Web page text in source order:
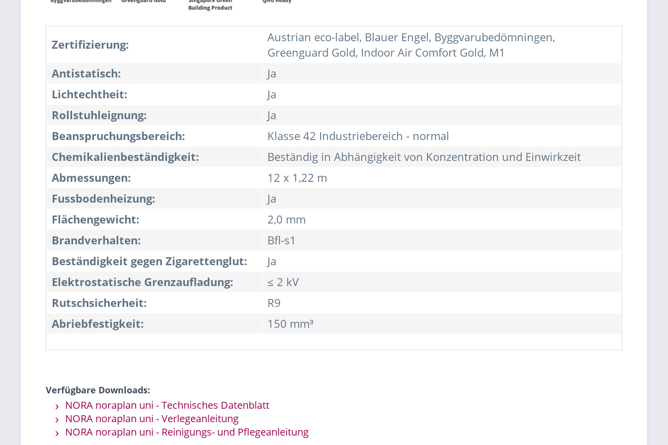
Zertifizierung:
Austrian eco-label, Blauer Engel, Byggvarubedömningen,
Greenguard Gold, Indoor Air Comfort Gold, M1
Antistatisch:
Ja
Lichtechtheit:
Ja
Rollstuhleignung:
Ja
Beanspruchungsbereich:
Klasse 42 Industriebereich - normal
Chemikalienbeständigkeit:
Beständig in Abhängigkeit von Konzentration und Einwirkzeit
Abmessungen:
12 x 1,22 m
Fussbodenheizung:
Ja
Flächengewicht:
2,0 mm
Brandverhalten:
Bfl-s1
Beständigkeit gegen Zigarettenglut:
Ja
Elektrostatische Grenzaufladung:
≤ 2 kV
Rutschsicherheit:
R9
Abriebfestigkeit:
150 mm³
Verfügbare Downloads:
NORA noraplan uni - Technisches Datenblatt
NORA noraplan uni - Verlegeanleitung
NORA noraplan uni - Reinigungs- und Pflegeanleitung